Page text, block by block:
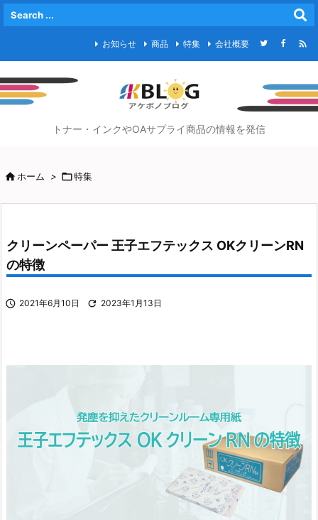
お知らせ 商品 特集 会社概要 
トナー・インクやOAサプライ商品の情報を発信
ホーム > 特集
クリーンペーパー 王子エフテックス OKクリーンRN
の特徴
 2021年6月10日  2023年1月13日